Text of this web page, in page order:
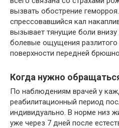
вызвать обострение геморроя.
спрессовавшийся кал
вызывает тянущие боли
болевые ощущения разлитого
поверхности передней
Когда нужно
По наблюдениям врачей у
реабилитационный период
индивидуально. В норме низ
уже через 7 дней после